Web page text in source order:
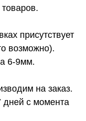
присутствует
возможно).
6-9мм.
на заказ.
дней с момента